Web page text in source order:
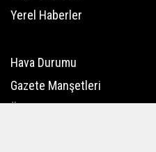
Yerel Haberler
Hava Durumu
Gazete Manşetleri
Üye Paneli